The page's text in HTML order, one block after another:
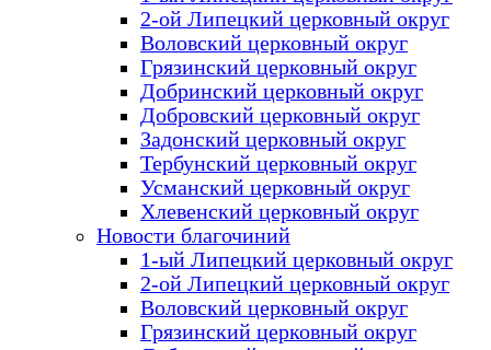
2-ой Липецкий церковный округ
Воловский церковный округ
Грязинский церковный округ
Добринский церковный округ
Добровский церковный округ
Задонский церковный округ
Тербунский церковный округ
Усманский церковный округ
Хлевенский церковный округ
Новости благочиний
1-ый Липецкий церковный округ
2-ой Липецкий церковный округ
Воловский церковный округ
Грязинский церковный округ